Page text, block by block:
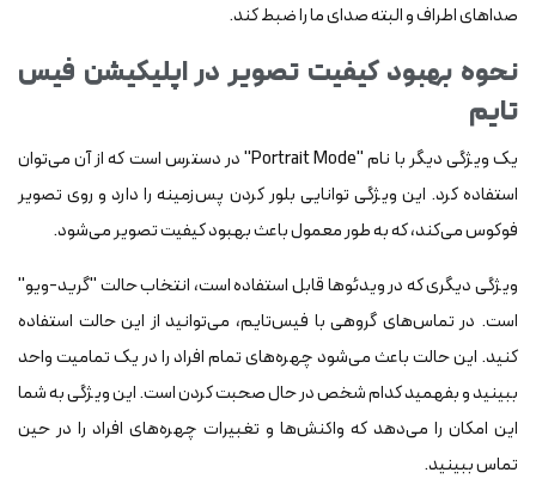
صداهای اطراف و البته صدای ما را ضبط کند.
نحوه بهبود کیفیت تصویر در اپلیکیشن فیس
تایم
یک ویژگی دیگر با نام "Portrait Mode" در دسترس است که از آن می‌توان
استفاده کرد. این ویژگی توانایی بلور کردن پس‌زمینه را دارد و روی تصویر
فوکوس می‌کند، که به طور معمول باعث بهبود کیفیت تصویر می‌شود.
ویژگی دیگری که در ویدئوها قابل استفاده است، انتخاب حالت "گرید-ویو"
است. در تماس‌های گروهی با فیس‌تایم، می‌توانید از این حالت استفاده
کنید. این حالت باعث می‌شود چهره‌های تمام افراد را در یک تمامیت واحد
ببینید و بفهمید کدام شخص در حال صحبت کردن است. این ویژگی به شما
این امکان را می‌دهد که واکنش‌ها و تغبیرات چهره‌های افراد را در حین
تماس ببینید.